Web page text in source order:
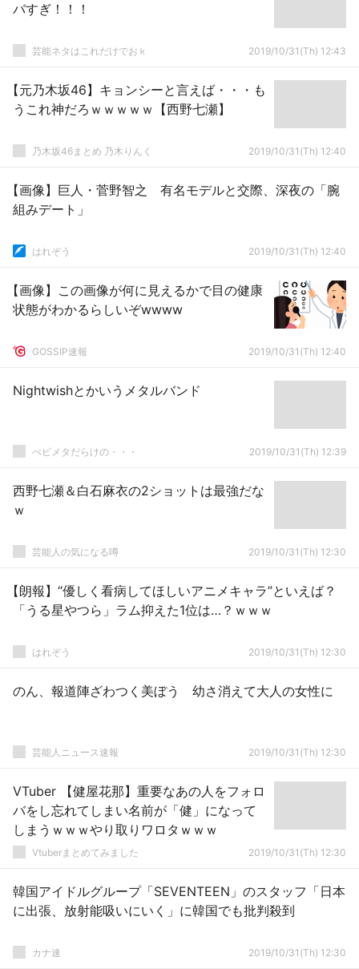
バすぎ！！！
芸能ネタはこれだけでおｋ 2019/10/31(Th) 12:43
【元乃木坂46】キョンシーと言えば・・・も
うこれ神だろｗｗｗｗｗ【西野七瀬】
乃木坂46まとめ 乃木りんく 2019/10/31(Th) 12:40
【画像】巨人・菅野智之 有名モデルと交際、深夜の「腕
組みデート」
はれぞう 2019/10/31(Th) 12:40
【画像】この画像が何に見えるかで目の健康
状態がわかるらしいぞwwww
GOSSIP速報 2019/10/31(Th) 12:40
Nightwishとかいうメタルバンド
べビメタだらけの・・・ 2019/10/31(Th) 12:39
西野七瀬＆白石麻衣の2ショットは最強だな
ｗ
芸能人の気になる噂 2019/10/31(Th) 12:30
【朗報】“優しく看病してほしいアニメキャラ”といえば？
「うる星やつら」ラム抑えた1位は…？ｗｗｗ
はれぞう 2019/10/31(Th) 12:30
のん、報道陣ざわつく美ぼう 幼さ消えて大人の女性に
芸能人ニュース速報 2019/10/31(Th) 12:30
VTuber 【健屋花那】重要なあの人をフォロ
バをし忘れてしまい名前が「健」になって
しまうｗｗｗやり取りワロタｗｗｗ
Vtuberまとめてみました 2019/10/31(Th) 12:30
韓国アイドルグループ「SEVENTEEN」のスタッフ「日本
に出張、放射能吸いにいく」に韓国でも批判殺到
カナ速 2019/10/31(Th) 12:30